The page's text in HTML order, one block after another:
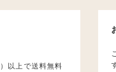
以上で送料無料